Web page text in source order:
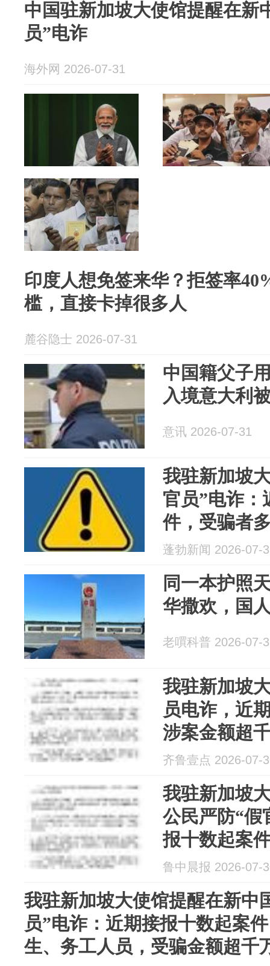
中国驻新加坡大使馆提醒在新
员”电诈
海外网 2026-07-31
印度人想免签来华？拒签率
槛，直接卡掉很多人
麓谷隐士 2026-07-31
中国籍父子
入境意大利
意讯 2026-07-31
我驻新加坡
官员”电诈：
件，受骗者
员，受骗金
蓬勃新闻 2026-07-
同一本护照
华撒欢，国
老嘪科普 2026-07-
我驻新加坡
员电诈，近
涉案金额超
齐鲁壹点 2026-07-
我驻新加坡
公民严防“假
报十数起案
生、务工人
鲁中晨报 2026-07-
我驻新加坡大使馆提醒在新中
员”电诈：近期接报十数起案
生、务工人员，受骗金额超千